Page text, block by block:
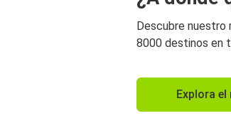
Descubre nuestro
8000 destinos en
Explora el